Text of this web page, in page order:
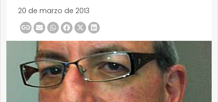
20 de marzo de 2013